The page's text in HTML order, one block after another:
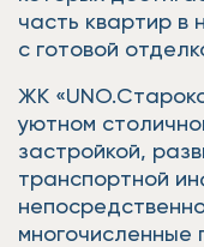
часть квартир в
с готовой
ЖК
уютном
застройкой,
транспортной
многочисленные